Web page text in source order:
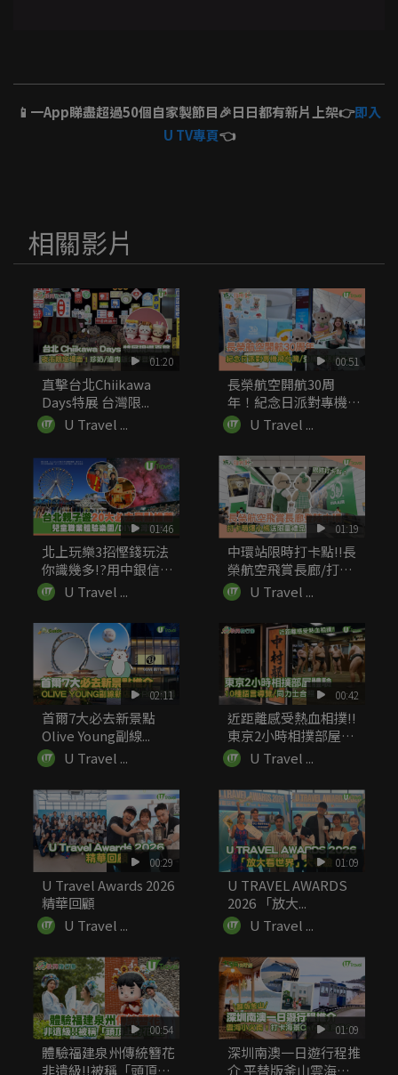
📱一App睇盡超過50個自家製節目🎉日日都有新片上架👉即入
U TV專頁👈
相關影片
01:20
直擊台北Chiikawa
Days特展 台灣限...
U Travel ...
00:51
長榮航空開航30周
年！紀念日派對專機飛
台灣 登機...
U Travel ...
01:46
北上玩樂3招慳錢玩法
你識幾多!?用中銀信用
卡簽賬...
U Travel ...
01:19
中環站限時打卡點!!長
榮航空飛賞長廊/打卡
萌爆小...
U Travel ...
02:11
首爾7大必去新景點
Olive Young副線...
U Travel ...
00:42
近距離感受熱血相撲!!
東京2小時相撲部屋體
驗 ...
U Travel ...
00:29
U Travel Awards 2026
精華回顧
U Travel ...
01:09
U TRAVEL AWARDS
2026 「放大...
U Travel ...
00:54
體驗福建泉州傳統簪花
非遺級!!被稱「頭頂上
01:09
深圳南澳一日遊行程推
介 平替版釜山雲海小